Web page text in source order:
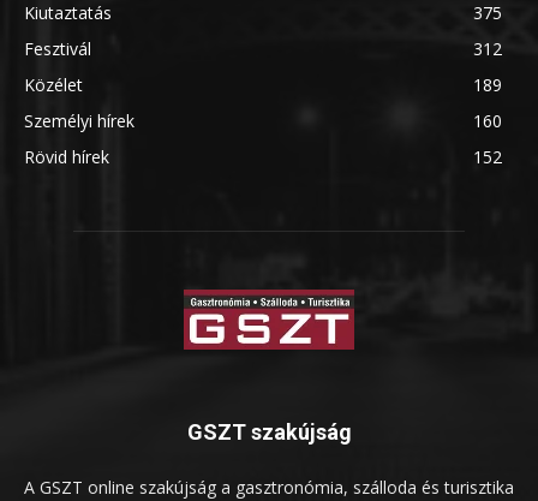
Kiutaztatás
375
Fesztivál
312
Közélet
189
Személyi hírek
160
Rövid hírek
152
GSZT szakújság
A GSZT online szakújság a gasztronómia, szálloda és turisztika